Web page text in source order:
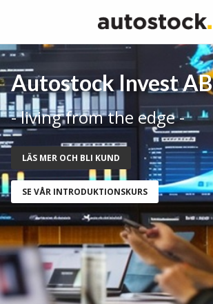
Autostock Invest AB
- living from the edge -
LÄS MER OCH BLI KUND
SE VÅR INTRODUKTIONSKURS